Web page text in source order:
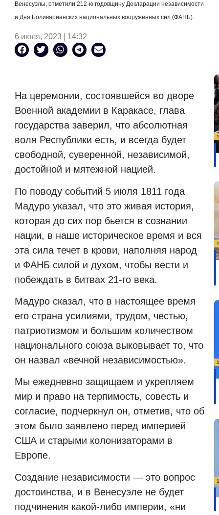
Венесуэлы, отметили 212-ю годовщину Декларации независимости
и Дня Боливарианских национальных вооруженных сил (ФАНБ).
6 июля, 2023 | 14:32
На церемонии, состоявшейся во дворе
Военной академии в Каракасе, глава
государства заверил, что абсолютная
воля Республики есть, и всегда будет
свободной, суверенной, независимой,
достойной и мятежной нацией.
По поводу событий 5 июля 1811 года
Мадуро указал, что это живая история,
которая до сих пор бьется в сознании
нации, в наше историческое время и вся
эта сила течет в крови, наполняя народ
и ФАНБ силой и духом, чтобы вести и
побеждать в битвах 21-го века.
Мадуро сказал, что в настоящее время
его страна усилиями, трудом, честью,
патриотизмом и большим количеством
национального союза выковывает то, что
он назвал «вечной независимостью».
Мы ежедневно защищаем и укрепляем
мир и право на терпимость, совесть и
согласие, подчеркнул он, отметив, что об
этом было заявлено перед империей
США и старыми колонизаторами в
Европе.
Создание независимости — это вопрос
достоинства, и в Венесуэле не будет
подчинения какой-либо империи, «ни